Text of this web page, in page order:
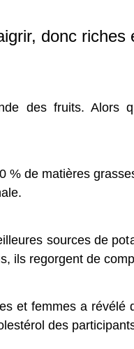
donc
des fruits. Alors
% de matières
sources de
ils regorgent de
et femmes a
des